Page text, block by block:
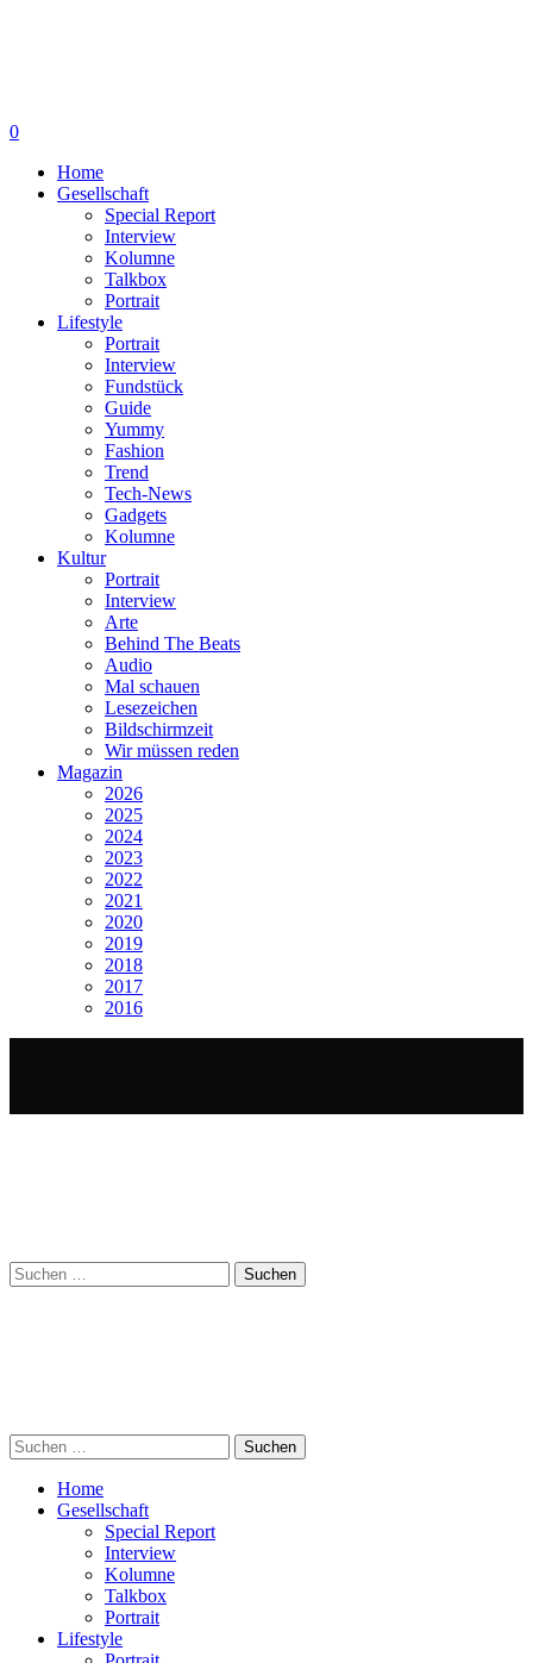
0
Home
Gesellschaft
Special Report
Interview
Kolumne
Talkbox
Portrait
Lifestyle
Portrait
Interview
Fundstück
Guide
Yummy
Fashion
Trend
Tech-News
Gadgets
Kolumne
Kultur
Portrait
Interview
Arte
Behind The Beats
Audio
Mal schauen
Lesezeichen
Bildschirmzeit
Wir müssen reden
Magazin
2026
2025
2024
2023
2022
2021
2020
2019
2018
2017
2016
Suchen
nach:
Suchen
nach:
Home
Gesellschaft
Special Report
Interview
Kolumne
Talkbox
Portrait
Lifestyle